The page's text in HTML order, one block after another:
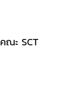
ณะ SCT